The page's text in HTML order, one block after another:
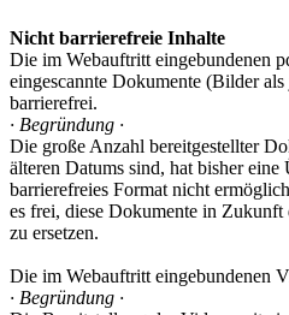
Nicht barrierefreie Inhalte
Die im Webauftritt eingebundenen
eingescannte Dokumente (Bilder
barrierefrei.
· Begründung ·
Die große Anzahl bereitgestellter
älteren Datums sind, hat bisher eine
barrierefreies Format nicht
es frei, diese Dokumente in
zu ersetzen.
Die im Webauftritt eingebundenen
· Begründung ·